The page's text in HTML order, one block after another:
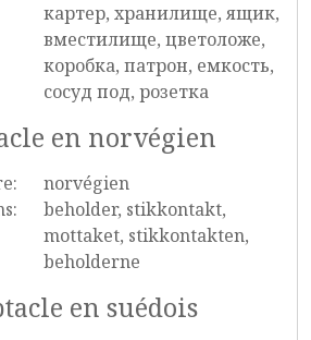
картер, хранилище, ящик,
вместилище, цветоложе,
коробка, патрон, емкость,
сосуд под, розетка
en norvégien
norvégien
beholder, stikkontakt,
mottaket, stikkontakten,
beholderne
en suédois